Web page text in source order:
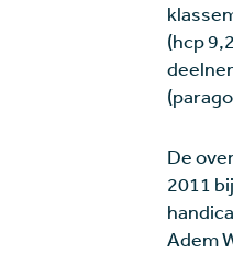
(hcp
De
2011
Adem